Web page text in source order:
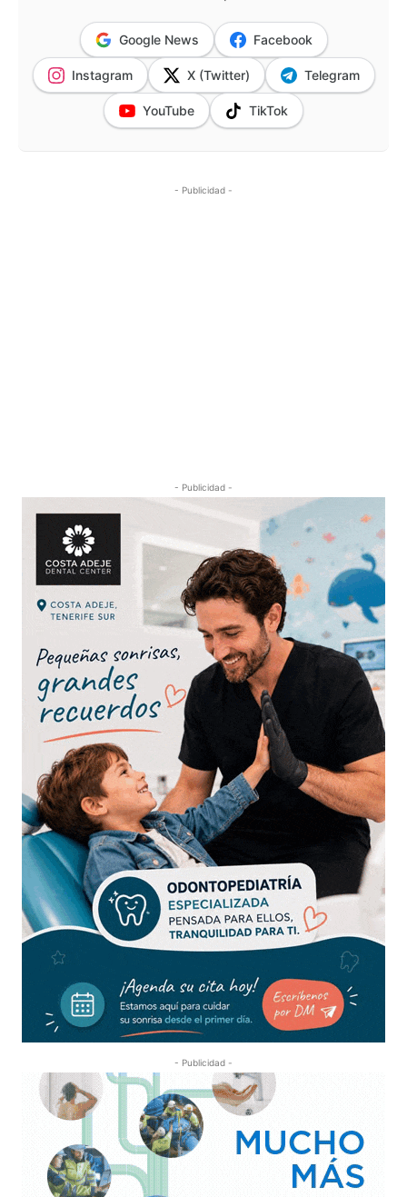
Google News Facebook
Instagram X (Twitter) Telegram
YouTube TikTok
- Publicidad -
- Publicidad -
- Publicidad -